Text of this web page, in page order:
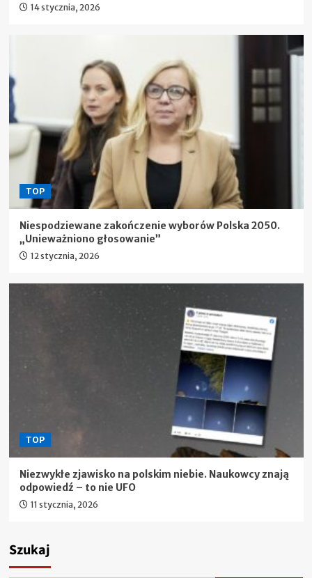
14 stycznia, 2026
TOP
Niespodziewane zakończenie wyborów Polska 2050.
„Unieważniono głosowanie”
12 stycznia, 2026
TOP
Niezwykłe zjawisko na polskim niebie. Naukowcy znają
odpowiedź – to nie UFO
11 stycznia, 2026
Szukaj